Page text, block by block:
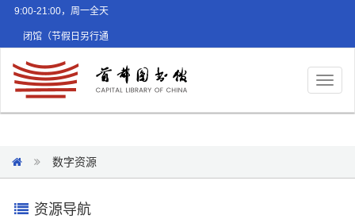
9:00-21:00，周一全天
闭馆（节假日另行通
数字资源
资源导航